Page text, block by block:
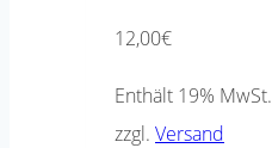
12,00€
Enthält 19% MwSt.
zzgl. Versand